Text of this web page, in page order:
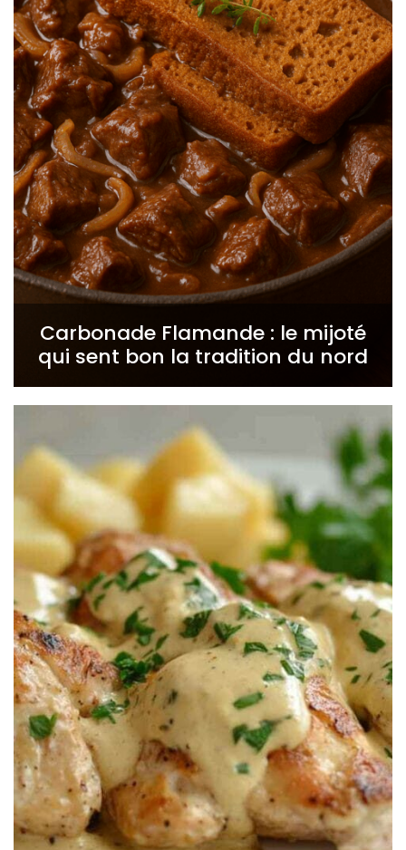
Carbonade Flamande : le mijoté
qui sent bon la tradition du nord